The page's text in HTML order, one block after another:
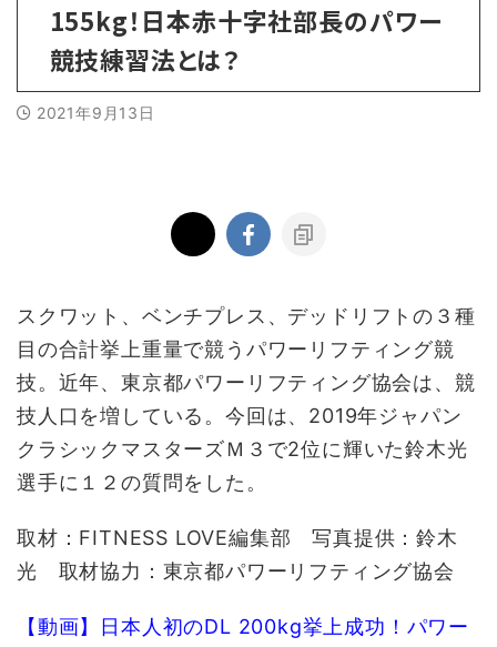
155kg！日本赤十字社部長のパワー
競技練習法とは？
2021年9月13日
スクワット、ベンチプレス、デッドリフトの３種
目の合計挙上重量で競うパワーリフティング競
技。近年、東京都パワーリフティング協会は、競
技人口を増している。今回は、2019年ジャパン
クラシックマスターズＭ３で2位に輝いた鈴木光
選手に１２の質問をした。
取材：FITNESS LOVE編集部 写真提供：鈴木
光 取材協力：東京都パワーリフティング協会
【動画】日本人初のDL 200kg挙上成功！パワー